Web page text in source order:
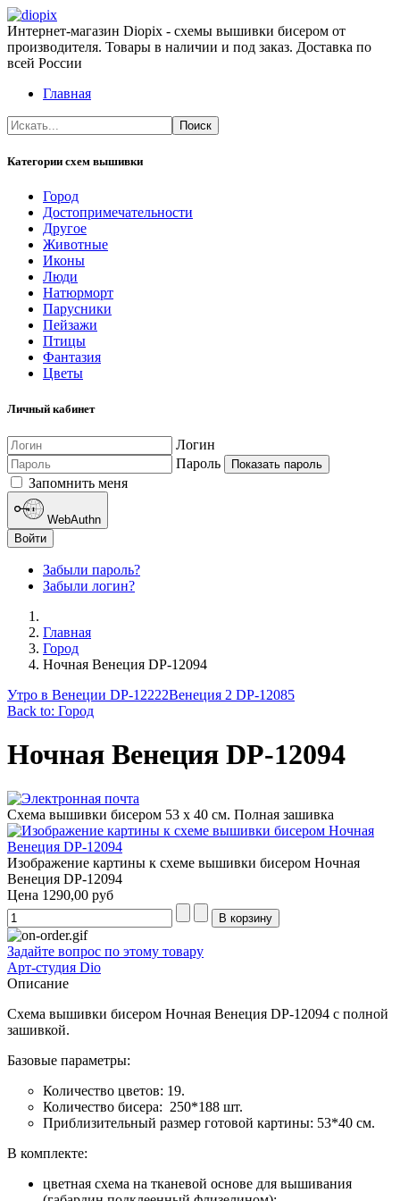
Интернет-магазин Diopix - схемы вышивки бисером от
производителя. Товары в наличии и под заказ. Доставка по
всей России
Главная
Категории схем вышивки
Город
Достопримечательности
Другое
Животные
Иконы
Люди
Натюрморт
Парусники
Пейзажи
Птицы
Фантазия
Цветы
Личный кабинет
Логин
Пароль
Показать пароль
Запомнить меня
WebAuthn
Войти
Забыли пароль?
Забыли логин?
Главная
Город
Ночная Венеция DP-12094
Утро в Венеции DP-12222Венеция 2 DP-12085
Back to: Город
Ночная Венеция DP-12094
Схема вышивки бисером 53 х 40 см. Полная зашивка
Изображение картины к схеме вышивки бисером Ночная
Венеция DP-12094
Цена 1290,00 руб
Задайте вопрос по этому товару
Арт-студия Dio
Описание
Схема вышивки бисером Ночная Венеция DP-12094 с полной
зашивкой.
Базовые параметры:
Количество цветов: 19.
Количество бисера: 250*188 шт.
Приблизительный размер готовой картины: 53*40 см.
В комплекте:
цветная схема на тканевой основе для вышивания